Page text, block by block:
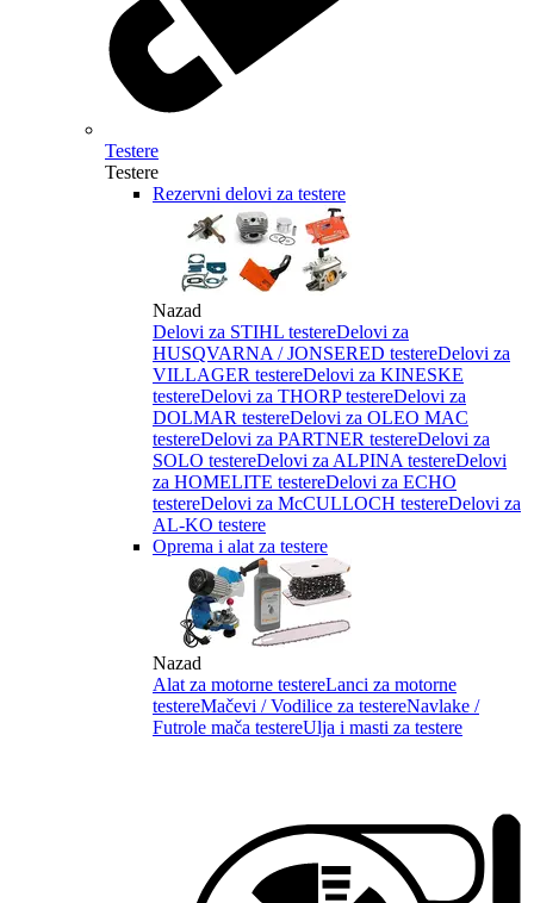
Testere
Testere
Rezervni delovi za testere
Nazad
Delovi za STIHL testereDelovi za
HUSQVARNA / JONSERED testereDelovi za
VILLAGER testereDelovi za KINESKE
testereDelovi za THORP testereDelovi za
DOLMAR testereDelovi za OLEO MAC
testereDelovi za PARTNER testereDelovi za
SOLO testereDelovi za ALPINA testereDelovi
za HOMELITE testereDelovi za ECHO
testereDelovi za McCULLOCH testereDelovi za
AL-KO testere
Oprema i alat za testere
Nazad
Alat za motorne testereLanci za motorne
testereMačevi / Vodilice za testereNavlake /
Futrole mača testereUlja i masti za testere